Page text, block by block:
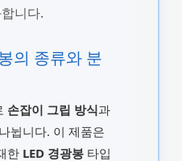
니다.
의 종류와 분
손잡이 그립 방식과
뉩니다. 이 제품은
한 LED 경광봉타입